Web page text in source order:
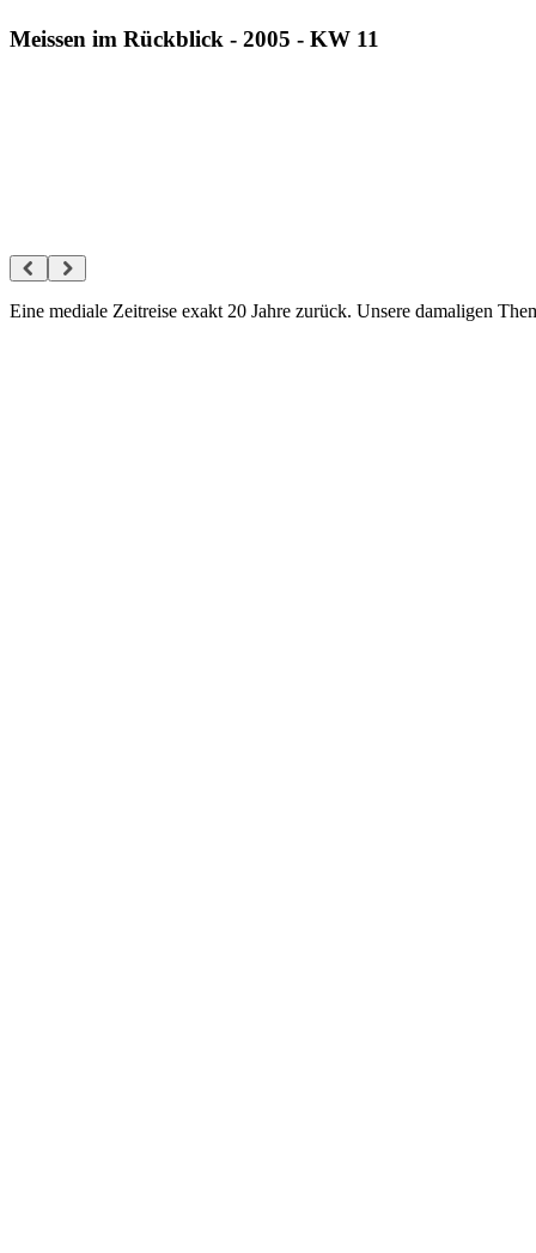
Meissen im Rückblick - 2005 - KW 11
Eine mediale Zeitreise exakt 20 Jahre zurück. Unsere damaligen